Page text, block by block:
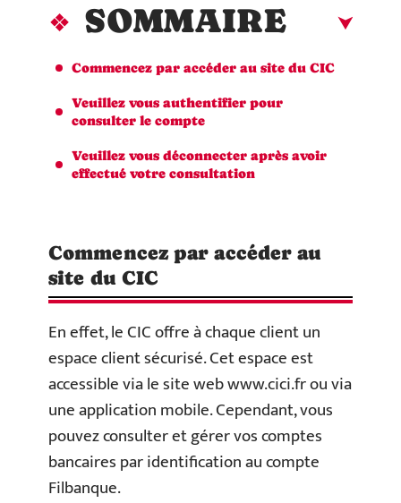
SOMMAIRE
Commencez par accéder au site du CIC
Veuillez vous authentifier pour
consulter le compte
Veuillez vous déconnecter après avoir
effectué votre consultation
Commencez par accéder au
site du CIC
En effet, le CIC offre à chaque client un
espace client sécurisé. Cet espace est
accessible via le site web www.cici.fr ou via
une application mobile. Cependant, vous
pouvez consulter et gérer vos comptes
bancaires par identification au compte
Filbanque.